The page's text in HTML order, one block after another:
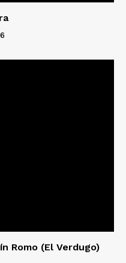
Romo (El Verdugo)